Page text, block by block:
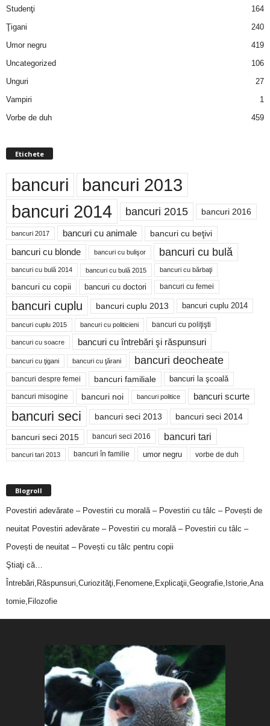
Studenţi
164
Ţigani
240
Umor negru
419
Uncategorized
106
Unguri
27
Vampiri
1
Vorbe de duh
459
Etichete
bancuri bancuri 2013
bancuri 2014 bancuri 2015 bancuri 2016
bancuri 2017 bancuri cu animale bancuri cu beţivi
bancuri cu blonde bancuri cu bulişor bancuri cu bulă
bancuri cu bulă 2014 bancuri cu bulă 2015 bancuri cu bărbaţi
bancuri cu copii bancuri cu doctori bancuri cu femei
bancuri cuplu bancuri cuplu 2013 bancuri cuplu 2014
bancuri cuplu 2015 bancuri cu politicieni bancuri cu poliţişti
bancuri cu soacre bancuri cu întrebări şi răspunsuri
bancuri cu ţigani bancuri cu ţărani bancuri deocheate
bancuri despre femei bancuri familiale bancuri la şcoală
bancuri misogine bancuri noi bancuri politice bancuri scurte
bancuri seci bancuri seci 2013 bancuri seci 2014
bancuri seci 2015 bancuri seci 2016 bancuri tari
bancuri tari 2013 bancuri în familie umor negru vorbe de duh
Blogroll
Povestiri adevărate – Povestiri cu morală – Povestiri cu tâlc – Povești de
neuitat Povestiri adevărate – Povestiri cu morală – Povestiri cu tâlc –
Povești de neuitat – Povești cu tâlc pentru copii
Ştiaţi că…
Întrebări,Răspunsuri,Curiozităţi,Fenomene,Explicaţii,Geografie,Istorie,Ana
tomie,Filozofie